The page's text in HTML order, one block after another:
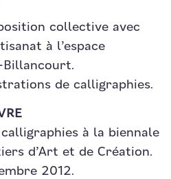
collective avec
à l’espace
Billancourt.
de calligraphies.
à la biennale
d’Art et de Création.
2012.